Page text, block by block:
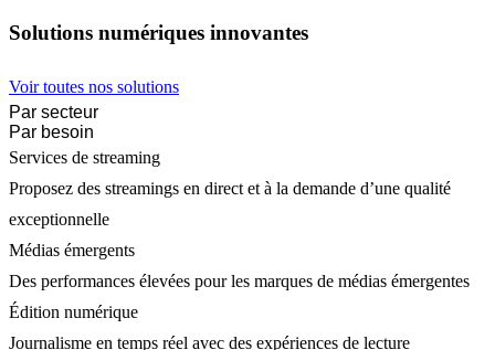
Solutions numériques innovantes
Voir toutes nos solutions
Par secteur
Par besoin
Services de streaming
Proposez des streamings en direct et à la demande d’une qualité
exceptionnelle
Médias émergents
Des performances élevées pour les marques de médias émergentes
Édition numérique
Journalisme en temps réel avec des expériences de lecture